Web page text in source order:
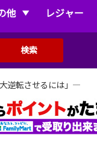
他 レジャー
検索
逆転させるには」―